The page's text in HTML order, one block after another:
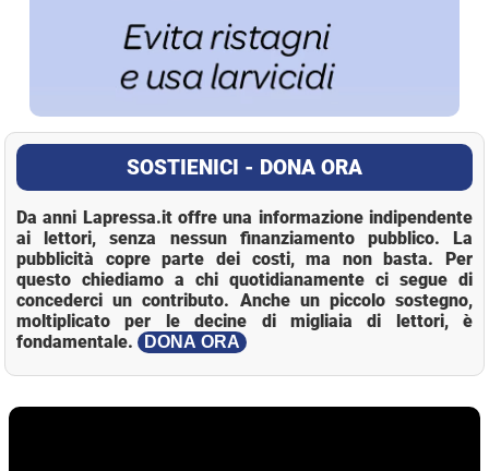
SOSTIENICI - DONA ORA
Da anni Lapressa.it offre una informazione indipendente
ai lettori, senza nessun finanziamento pubblico. La
pubblicità copre parte dei costi, ma non basta. Per
questo chiediamo a chi quotidianamente ci segue di
concederci un contributo. Anche un piccolo sostegno,
moltiplicato per le decine di migliaia di lettori, è
fondamentale.
DONA ORA